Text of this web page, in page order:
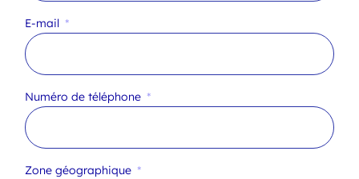
E-mail
Numéro de téléphone
Zone géographique